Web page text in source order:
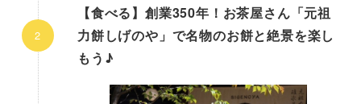
【食べる】創業350年！お茶屋さん「元祖
力餅しげのや」で名物のお餅と絶景を楽し
もう♪